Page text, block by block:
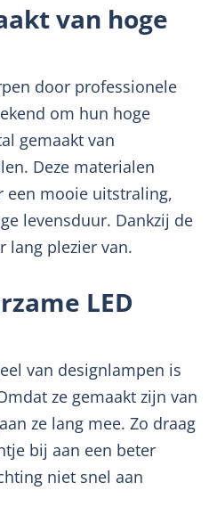
van hoge
door professionele
om hun hoge
gemaakt van
Deze materialen
een mooie uitstraling,
levensduur. Dankzij de
lang plezier van.
LED
van designlampen is
ze gemaakt zijn van
ze lang mee. Zo draag
bij aan een beter
niet snel aan